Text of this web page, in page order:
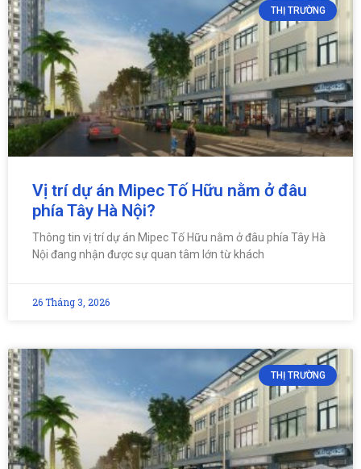
THỊ TRƯỜNG
Vị trí dự án Mipec Tố Hữu nằm ở đâu
phía Tây Hà Nội?
Thông tin vị trí dự án Mipec Tố Hữu nằm ở đâu phía Tây Hà
Nội đang nhận được sự quan tâm lớn từ khách
26 Tháng 3, 2026
THỊ TRƯỜNG